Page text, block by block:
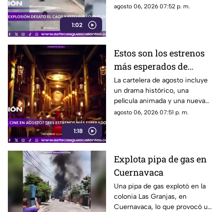
1:02
generó un operativo de
agosto 06, 2026 07:52 p. m.
1:18
Estos son los estrenos
más esperados de
agosto
La cartelera de agosto incluye
un drama histórico, una
película animada y una nueva
entrega de terror para distintos
agosto 06, 2026 07:51 p. m.
Explota pipa de gas en
Cuernavaca
Una pipa de gas explotó en la
colonia Las Granjas, en
Cuernavaca, lo que provocó un